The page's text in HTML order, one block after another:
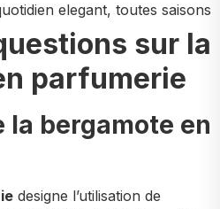
elegant, toutes saisons
sur la
parfumerie
la bergamote en
designe l’utilisation de